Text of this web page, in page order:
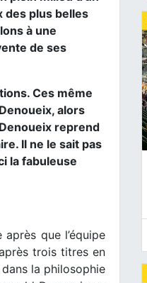
des plus belles
à une
de ses
Ces même
alors
reprend
Il ne le sait pas
la fabuleuse
que l’équipe
trois titres en
la philosophie